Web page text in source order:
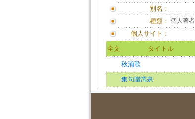
別名：
種類： 個人著者
個人サイト：
全文 タイトル
秋浦歌
集句贈萬泉